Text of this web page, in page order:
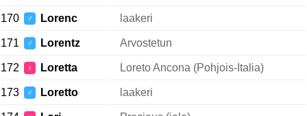
170 ♂ Lorenc laakeri
171 ♂ Lorentz Arvostetun
172 ♀ Loretta Loreto Ancona (Pohjois-Italia)
173 ♂ Loretto laakeri